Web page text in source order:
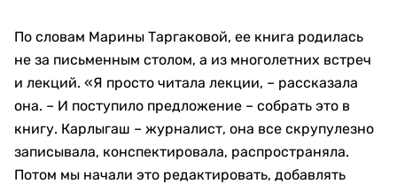
По словам Марины Таргаковой, ее книга родилась
не за письменным столом, а из многолетних встреч
и лекций. «Я просто читала лекции, – рассказала
она. – И поступило предложение – собрать это в
книгу. Карлыгаш – журналист, она все скрупулезно
записывала, конспектировала, распространяла.
Потом мы начали это редактировать, добавлять